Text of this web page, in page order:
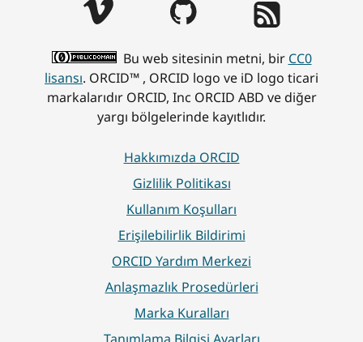
Bu web sitesinin metni, bir CC0
lisansı. ORCID™ , ORCID logo ve iD logo ticari
markalarıdır ORCID, Inc ORCID ABD ve diğer
yargı bölgelerinde kayıtlıdır.
Hakkımızda ORCID
Gizlilik Politikası
Kullanım Koşulları
Erişilebilirlik Bildirimi
ORCID Yardım Merkezi
Anlaşmazlık Prosedürleri
Marka Kuralları
Tanımlama Bilgisi Ayarları